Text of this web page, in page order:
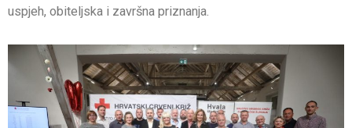
uspjeh, obiteljska i završna priznanja.